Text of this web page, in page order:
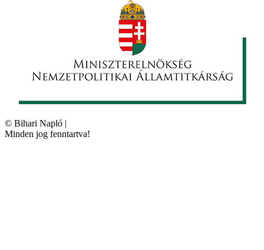
© Bihari Napló |
Minden jog fenntartva!